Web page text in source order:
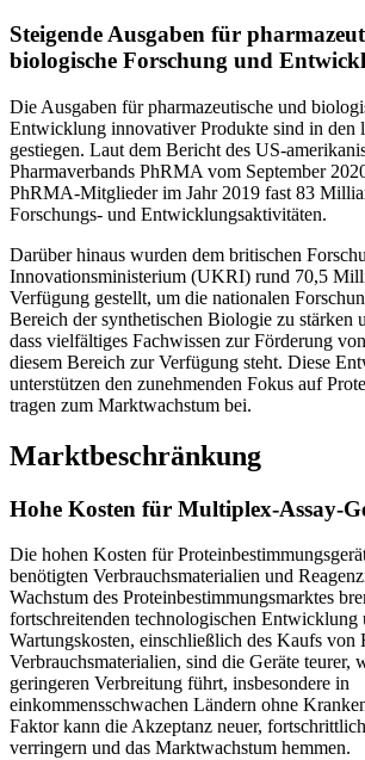
Steigende Ausgaben für
biologische Forschung und
Die Ausgaben für pharmazeutische und
Entwicklung innovativer Produkte sind in den
gestiegen. Laut dem Bericht des US-
Pharmaverbands PhRMA vom September
PhRMA-Mitglieder im Jahr 2019 fast 83
Forschungs- und Entwicklungsaktivitäten.
Darüber hinaus wurden dem britischen
Innovationsministerium (UKRI) rund 70,5
Verfügung gestellt, um die nationalen
Bereich der synthetischen Biologie zu stärken
dass vielfältiges Fachwissen zur Förderung
diesem Bereich zur Verfügung steht. Diese
unterstützen den zunehmenden Fokus auf
tragen zum Marktwachstum bei.
Marktbeschränkung
Hohe Kosten für Multiplex-Assay-
Die hohen Kosten für
benötigten Verbrauchsmaterialien und
Wachstum des Proteinbestimmungsmarktes
fortschreitenden technologischen Entwicklung
Wartungskosten, einschließlich des Kaufs von
Verbrauchsmaterialien, sind die Geräte teurer,
geringeren Verbreitung führt, insbesondere in
einkommensschwachen Ländern ohne
Faktor kann die Akzeptanz neuer,
verringern und das Marktwachstum hemmen.